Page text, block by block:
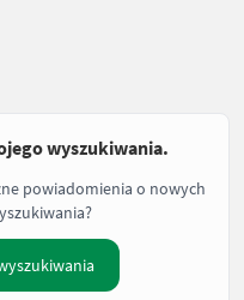
wyszukiwania.
powiadomienia o nowych